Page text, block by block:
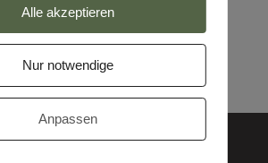
Alle akzeptieren
Nur notwendige
Anpassen